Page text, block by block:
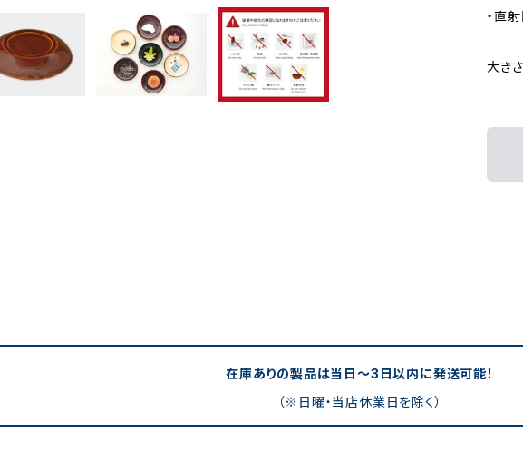
・直
大き
在庫ありの製品は当日〜3日以内に発送可能！
（※日曜・当店休業日を除く）